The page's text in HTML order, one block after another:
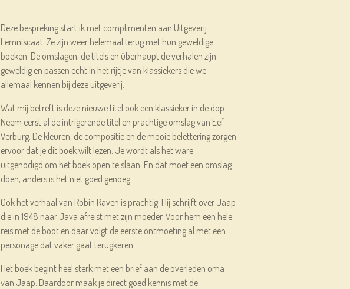
Deze bespreking start ik met complimenten aan Uitgeverij
Lemniscaat. Ze zijn weer helemaal terug met hun geweldige
boeken. De omslagen, de titels en überhaupt de verhalen zijn
geweldig en passen echt in het rijtje van klassiekers die we
allemaal kennen bij deze uitgeverij.
Wat mij betreft is deze nieuwe titel ook een klassieker in de dop.
Neem eerst al de intrigerende titel en prachtige omslag van Eef
Verburg. De kleuren, de compositie en de mooie belettering zorgen
ervoor dat je dit boek wilt lezen. Je wordt als het ware
uitgenodigd om het boek open te slaan. En dat moet een omslag
doen, anders is het niet goed genoeg.
Ook het verhaal van Robin Raven is prachtig. Hij schrijft over Jaap
die in 1948 naar Java afreist met zijn moeder. Voor hem een hele
reis met de boot en daar volgt de eerste ontmoeting al met een
personage dat vaker gaat terugkeren.
Het boek begint heel sterk met een brief aan de overleden oma
van Jaap. Daardoor maak je direct goed kennis met de